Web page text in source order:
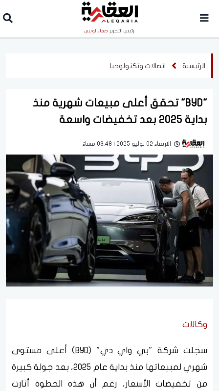
رئيس التحرير صفاء لويس
الرئيسية اتصالات وتكنولوجيا
"BYD" تحقق أعلى مبيعات شهرية منذ
بداية 2025 بعد تخفيضات واسعة
الاربعاء 02 يوليو 2025 | 03:48 مساءً
وكالات
سجلت شركة "بي واي دي" (BYD) أعلى مستوى
شهري لمبيعاتها منذ بداية عام 2025، بعد جولة كبيرة
من تخفيضات الأسعار، رغم أن هذه الخطوة أثارت